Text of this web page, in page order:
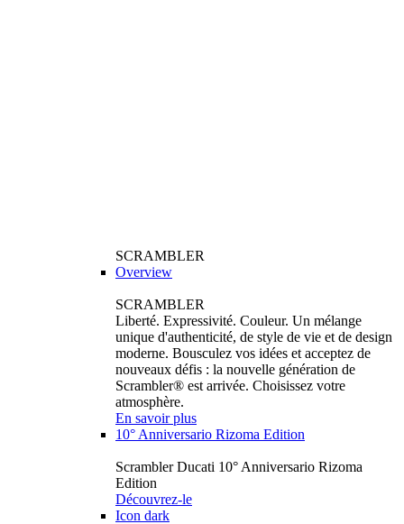
SCRAMBLER
Overview
SCRAMBLER
Liberté. Expressivité. Couleur. Un mélange
unique d'authenticité, de style de vie et de design
moderne. Bousculez vos idées et acceptez de
nouveaux défis : la nouvelle génération de
Scrambler® est arrivée. Choisissez votre
atmosphère.
En savoir plus
10° Anniversario Rizoma Edition
Scrambler Ducati 10° Anniversario Rizoma
Edition
Découvrez-le
Icon dark